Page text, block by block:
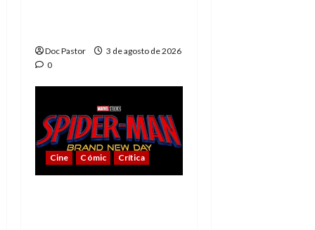
Doc Pastor
3 de agosto de 2026
0
Cine Cómic Crítica